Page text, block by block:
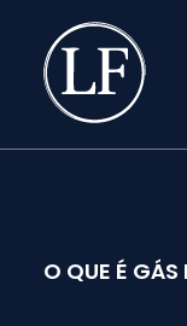
O QUE É